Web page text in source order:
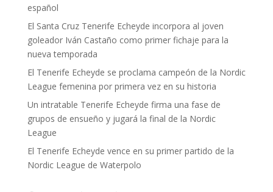
español
El Santa Cruz Tenerife Echeyde incorpora al joven
goleador Iván Castaño como primer fichaje para la
nueva temporada
El Tenerife Echeyde se proclama campeón de la Nordic
League femenina por primera vez en su historia
Un intratable Tenerife Echeyde firma una fase de
grupos de ensueño y jugará la final de la Nordic
League
El Tenerife Echeyde vence en su primer partido de la
Nordic League de Waterpolo